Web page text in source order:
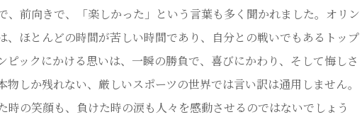
、前向きで、「楽しかった」という言葉も多く聞かれました。オリン
、ほとんどの時間が苦しい時間であり、自分との戦いでもあるトップ
ピックにかける思いは、一瞬の勝負で、喜びにかわり、そして悔しさ
物しか残れない、厳しいスポーツの世界では言い訳は通用しません。
時の笑顔も、負けた時の涙も人々を感動させるのではないでしょう